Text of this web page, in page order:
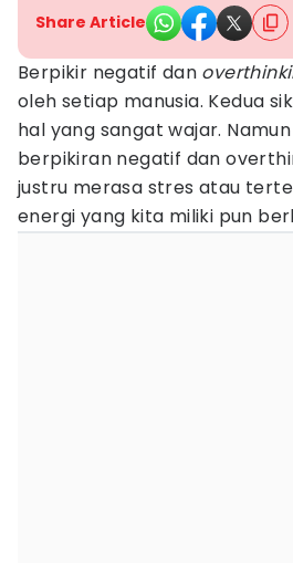
Share Article
Berpikir negatif dan
oleh setiap manusia. Kedua
hal yang sangat wajar.
berpikiran negatif dan
justru merasa stres atau
energi yang kita miliki pun